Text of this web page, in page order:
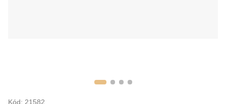
Kód: 21582